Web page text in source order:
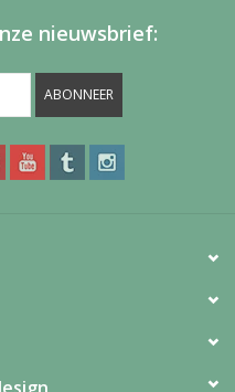
nieuwsbrief:
ABONNEER